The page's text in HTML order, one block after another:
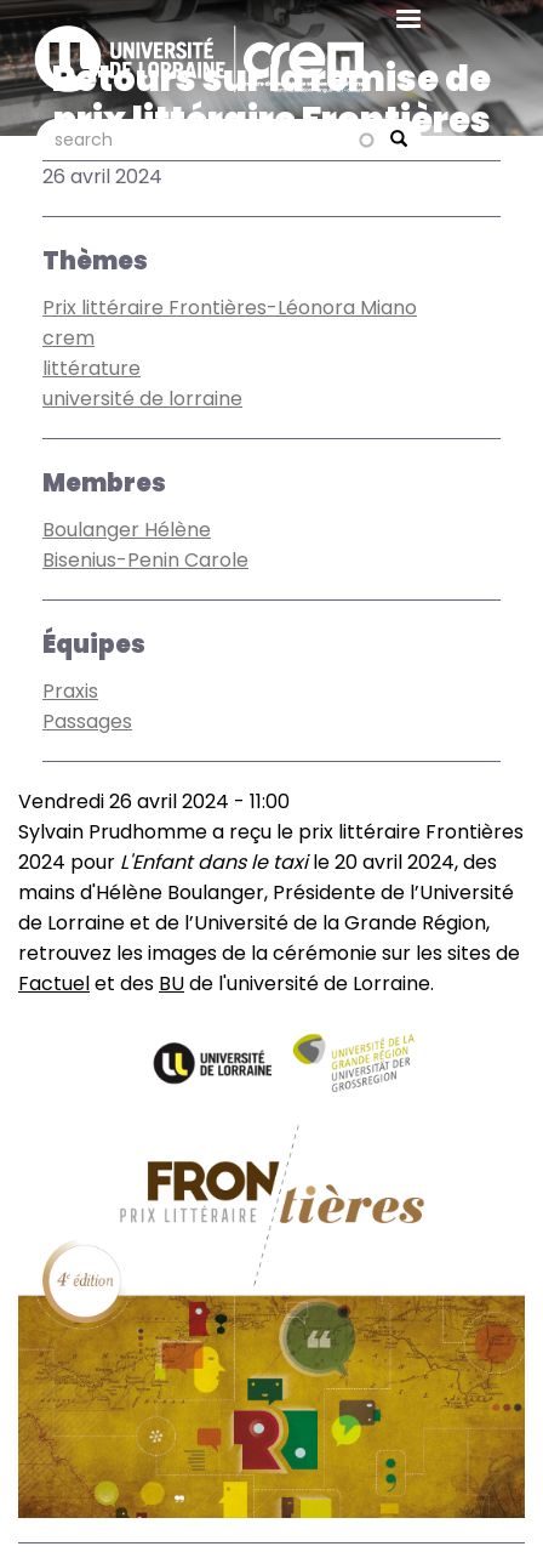
Aller
au
contenu
principal
Search
search search
Retours sur la remise de
prix littéraire Frontières
2024
26 avril 2024
Thèmes
Prix littéraire Frontières-Léonora Miano
crem
littérature
université de lorraine
Membres
Boulanger Hélène
Bisenius-Penin Carole
Équipes
Praxis
Passages
Vendredi 26 avril 2024 - 11:00
Sylvain Prudhomme a reçu le prix littéraire Frontières
2024 pour L'Enfant dans le taxile 20 avril 2024, des
mains d'Hélène Boulanger, Présidente de l’Université
de Lorraine et de l’Université de la Grande Région,
retrouvez les images de la cérémonie sur les sites de
Factuelet des BUde l'université de Lorraine.